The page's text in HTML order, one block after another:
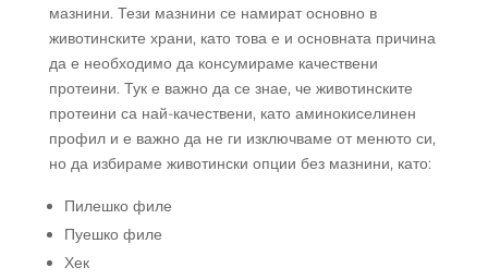
мазнини. Тези мазнини се намират основно в
животинските храни, като това е и основната причина
да е необходимо да консумираме качествени
протеини. Тук е важно да се знае, че животинските
протеини са най-качествени, като аминокиселинен
профил и е важно да не ги изключваме от менюто си,
но да избираме животински опции без мазнини, като:
Пилешко филе
Пуешко филе
Хек